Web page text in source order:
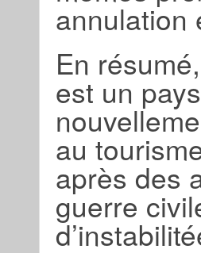
annulation
En
est un
au
après des
guerre